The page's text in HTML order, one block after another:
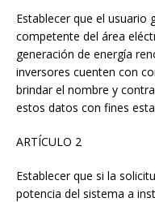
Establecer que el usuario
competente del área
generación de energía
inversores cuenten con
brindar el nombre y
estos datos con fines
ARTÍCULO 2
Establecer que si la
potencia del sistema a